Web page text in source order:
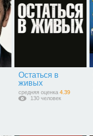
Остаться в
живых
средняя оценка 4.39
130 человек